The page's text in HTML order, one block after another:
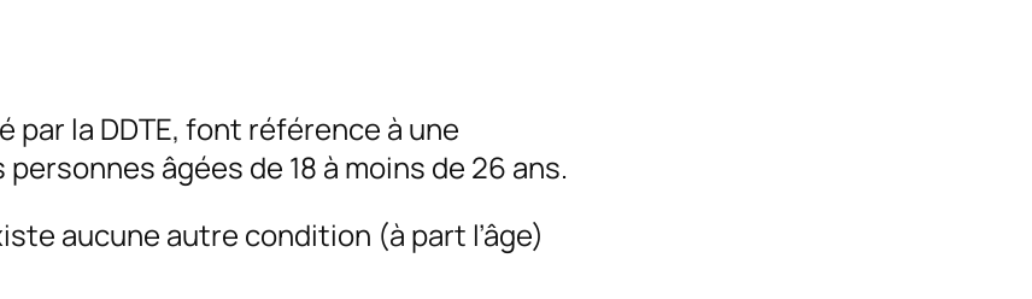
par la DDTE, font référence à une
âgées de 18 à moins de 26 ans.
aucune autre condition (à part l’âge)